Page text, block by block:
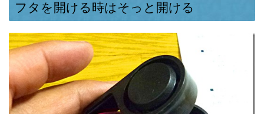
フタを開ける時はそっと開ける